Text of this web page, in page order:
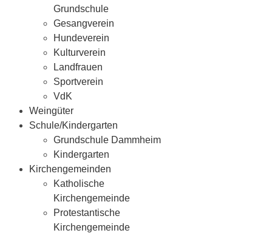
Grundschule
Gesangverein
Hundeverein
Kulturverein
Landfrauen
Sportverein
VdK
Weingüter
Schule/Kindergarten
Grundschule Dammheim
Kindergarten
Kirchengemeinden
Katholische
Kirchengemeinde
Protestantische
Kirchengemeinde